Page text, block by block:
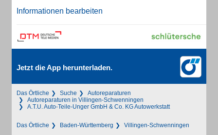
Informationen bearbeiten
Jetzt die App herunterladen.
Das Örtliche Suche
Autoreparaturen
Autoreparaturen in Villingen-Schwenningen
A.T.U. Auto-Teile-Unger GmbH & Co. KG Autowerkstatt
Das Örtliche Baden-Württemberg Villingen-Schwenningen